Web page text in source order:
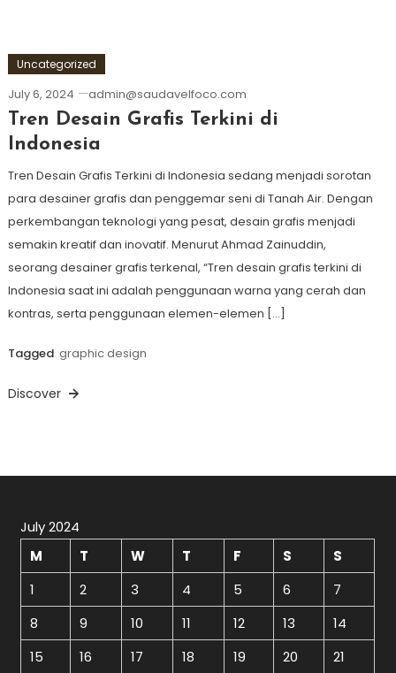
Uncategorized
July 6, 2024 admin@saudavelfoco.com
Tren Desain Grafis Terkini di
Indonesia
Tren Desain Grafis Terkini di Indonesia sedang menjadi sorotan
para desainer grafis dan penggemar seni di Tanah Air. Dengan
perkembangan teknologi yang pesat, desain grafis menjadi
semakin kreatif dan inovatif. Menurut Ahmad Zainuddin,
seorang desainer grafis terkenal, “Tren desain grafis terkini di
Indonesia saat ini adalah penggunaan warna yang cerah dan
kontras, serta penggunaan elemen-elemen […]
Tagged graphic design
Discover
July 2024
M
T W T F S
S
1
2 3 4 5 6
7
8
9 10 11 12 13
14
15
16 17 18 19 20
21